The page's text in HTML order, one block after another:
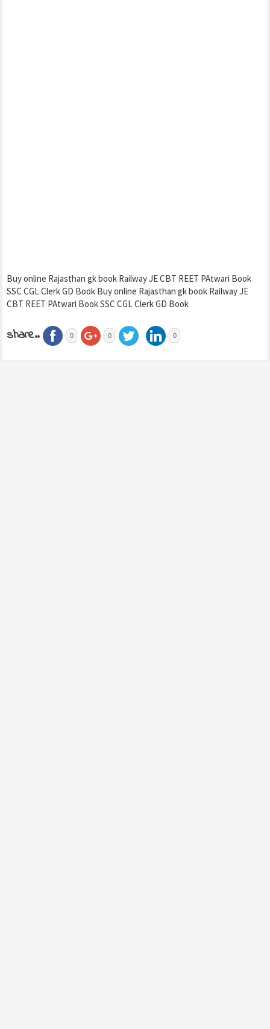
Buy online Rajasthan gk book Railway JE CBT REET PAtwari Book
SSC CGL Clerk GD Book Buy online Rajasthan gk book Railway JE
CBT REET PAtwari Book SSC CGL Clerk GD Book
share.. 0 0 0